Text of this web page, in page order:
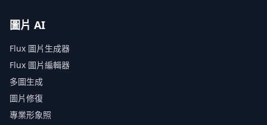
圖片 AI
Flux 圖片生成器
Flux 圖片編輯器
多圖生成
圖片修復
專業形象照